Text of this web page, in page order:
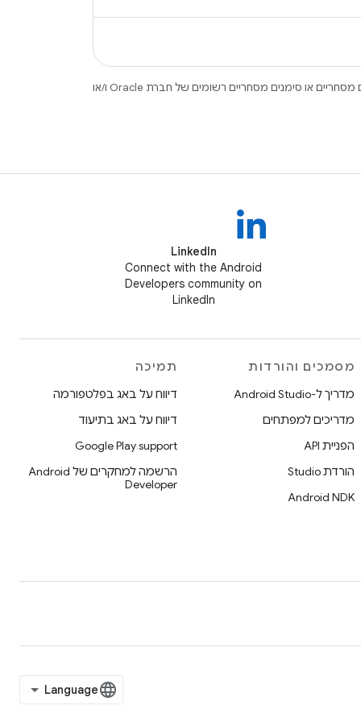
.‏ Java ו-OpenJDK הם סימנים מסחריים או סימנים מסחריים רשומים של חברת Oracle ו/או
LinkedIn
Connect with the Android
Developers community on
LinkedIn
מסמכים והורדות
מדריך ל-Android Studio
מדריכים למפתחים
הפניית API
הורדת Studio
Android NDK
תמיכה
דיווח על באג בפלטפורמה
דיווח על באג בתיעוד
Google Play support
הרשמה למחקרים של Android
Developer